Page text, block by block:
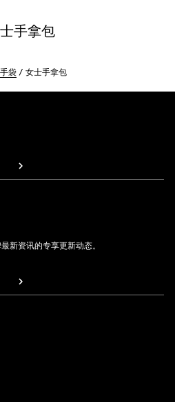
手拿包
手袋 女士手拿包
新资讯的专享更新动态。